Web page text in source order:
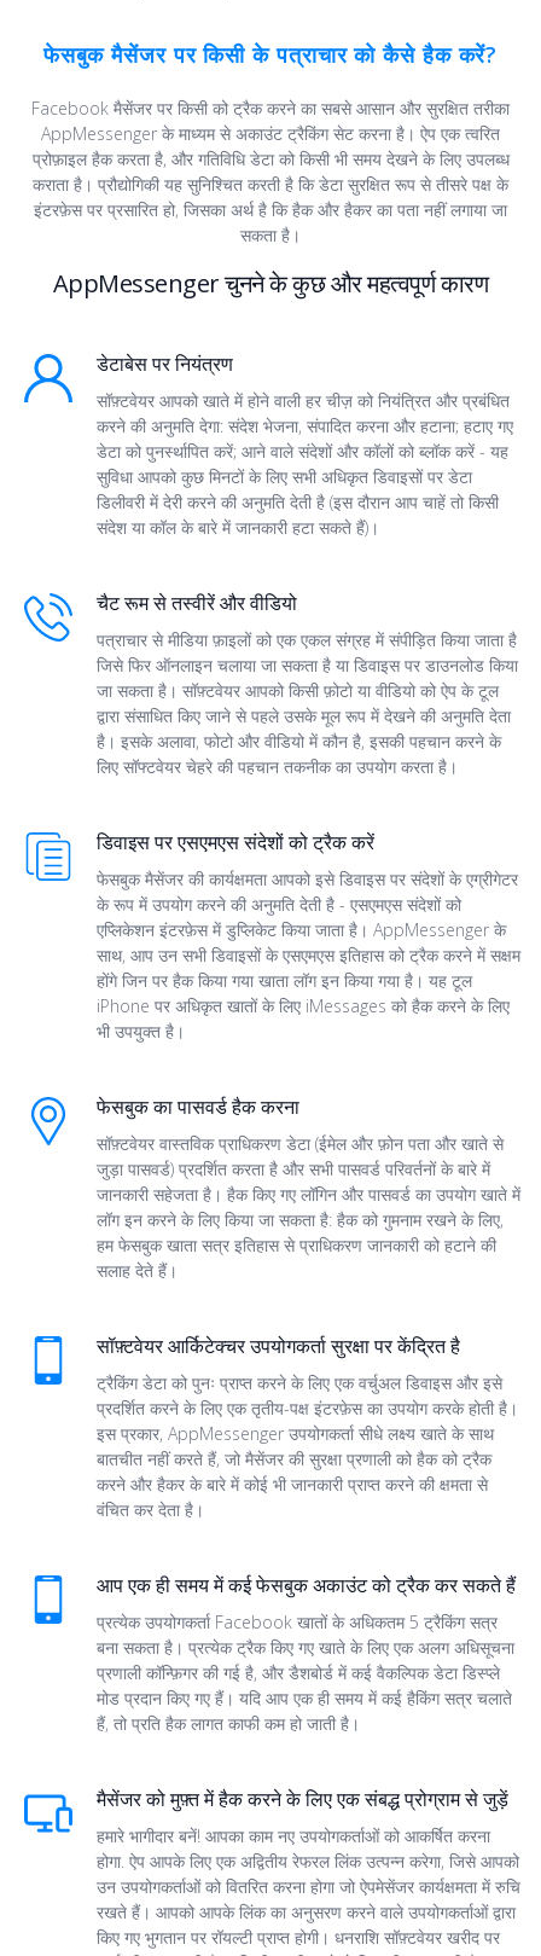
फेसबुक मैसेंजर पर किसी के पत्राचार को कैसे हैक करें?
Facebook मैसेंजर पर किसी को ट्रैक करने का सबसे आसान और सुरक्षित तरीका
AppMessenger के माध्यम से अकाउंट ट्रैकिंग सेट करना है। ऐप एक त्वरित
प्रोफ़ाइल हैक करता है, और गतिविधि डेटा को किसी भी समय देखने के लिए उपलब्ध
कराता है। प्रौद्योगिकी यह सुनिश्चित करती है कि डेटा सुरक्षित रूप से तीसरे पक्ष के
इंटरफ़ेस पर प्रसारित हो, जिसका अर्थ है कि हैक और हैकर का पता नहीं लगाया जा
सकता है।
AppMessenger चुनने के कुछ और महत्वपूर्ण कारण
डेटाबेस पर नियंत्रण
सॉफ़्टवेयर आपको खाते में होने वाली हर चीज़ को नियंत्रित और प्रबंधित
करने की अनुमति देगा: संदेश भेजना, संपादित करना और हटाना; हटाए गए
डेटा को पुनर्स्थापित करें; आने वाले संदेशों और कॉलों को ब्लॉक करें - यह
सुविधा आपको कुछ मिनटों के लिए सभी अधिकृत डिवाइसों पर डेटा
डिलीवरी में देरी करने की अनुमति देती है (इस दौरान आप चाहें तो किसी
संदेश या कॉल के बारे में जानकारी हटा सकते हैं)।
चैट रूम से तस्वीरें और वीडियो
पत्राचार से मीडिया फ़ाइलों को एक एकल संग्रह में संपीड़ित किया जाता है
जिसे फिर ऑनलाइन चलाया जा सकता है या डिवाइस पर डाउनलोड किया
जा सकता है। सॉफ़्टवेयर आपको किसी फ़ोटो या वीडियो को ऐप के टूल
द्वारा संसाधित किए जाने से पहले उसके मूल रूप में देखने की अनुमति देता
है। इसके अलावा, फोटो और वीडियो में कौन है, इसकी पहचान करने के
लिए सॉफ्टवेयर चेहरे की पहचान तकनीक का उपयोग करता है।
डिवाइस पर एसएमएस संदेशों को ट्रैक करें
फेसबुक मैसेंजर की कार्यक्षमता आपको इसे डिवाइस पर संदेशों के एग्रीगेटर
के रूप में उपयोग करने की अनुमति देती है - एसएमएस संदेशों को
एप्लिकेशन इंटरफ़ेस में डुप्लिकेट किया जाता है। AppMessenger के
साथ, आप उन सभी डिवाइसों के एसएमएस इतिहास को ट्रैक करने में सक्षम
होंगे जिन पर हैक किया गया खाता लॉग इन किया गया है। यह टूल
iPhone पर अधिकृत खातों के लिए iMessages को हैक करने के लिए
भी उपयुक्त है।
फेसबुक का पासवर्ड हैक करना
सॉफ़्टवेयर वास्तविक प्राधिकरण डेटा (ईमेल और फ़ोन पता और खाते से
जुड़ा पासवर्ड) प्रदर्शित करता है और सभी पासवर्ड परिवर्तनों के बारे में
जानकारी सहेजता है। हैक किए गए लॉगिन और पासवर्ड का उपयोग खाते में
लॉग इन करने के लिए किया जा सकता है: हैक को गुमनाम रखने के लिए,
हम फेसबुक खाता सत्र इतिहास से प्राधिकरण जानकारी को हटाने की
सलाह देते हैं।
सॉफ़्टवेयर आर्किटेक्चर उपयोगकर्ता सुरक्षा पर केंद्रित है
ट्रैकिंग डेटा को पुनः प्राप्त करने के लिए एक वर्चुअल डिवाइस और इसे
प्रदर्शित करने के लिए एक तृतीय-पक्ष इंटरफ़ेस का उपयोग करके होती है।
इस प्रकार, AppMessenger उपयोगकर्ता सीधे लक्ष्य खाते के साथ
बातचीत नहीं करते हैं, जो मैसेंजर की सुरक्षा प्रणाली को हैक को ट्रैक
करने और हैकर के बारे में कोई भी जानकारी प्राप्त करने की क्षमता से
वंचित कर देता है।
आप एक ही समय में कई फेसबुक अकाउंट को ट्रैक कर सकते हैं
प्रत्येक उपयोगकर्ता Facebook खातों के अधिकतम 5 ट्रैकिंग सत्र
बना सकता है। प्रत्येक ट्रैक किए गए खाते के लिए एक अलग अधिसूचना
प्रणाली कॉन्फ़िगर की गई है, और डैशबोर्ड में कई वैकल्पिक डेटा डिस्प्ले
मोड प्रदान किए गए हैं। यदि आप एक ही समय में कई हैकिंग सत्र चलाते
हैं, तो प्रति हैक लागत काफी कम हो जाती है।
मैसेंजर को मुफ़्त में हैक करने के लिए एक संबद्ध प्रोग्राम से जुड़ें
हमारे भागीदार बनें! आपका काम नए उपयोगकर्ताओं को आकर्षित करना
होगा. ऐप आपके लिए एक अद्वितीय रेफरल लिंक उत्पन्न करेगा, जिसे आपको
उन उपयोगकर्ताओं को वितरित करना होगा जो ऐपमेसेंजर कार्यक्षमता में रुचि
रखते हैं। आपको आपके लिंक का अनुसरण करने वाले उपयोगकर्ताओं द्वारा
किए गए भुगतान पर रॉयल्टी प्राप्त होगी। धनराशि सॉफ़्टवेयर खरीद पर